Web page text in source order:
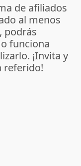
de afiliados
al menos
podrás
funciona
¡Invita y
referido!